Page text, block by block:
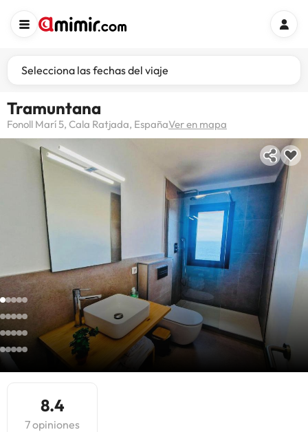
Selecciona las fechas del viaje
Tramuntana
Fonoll Marí 5, Cala Ratjada, EspañaVer en mapa
8.4
7 opiniones